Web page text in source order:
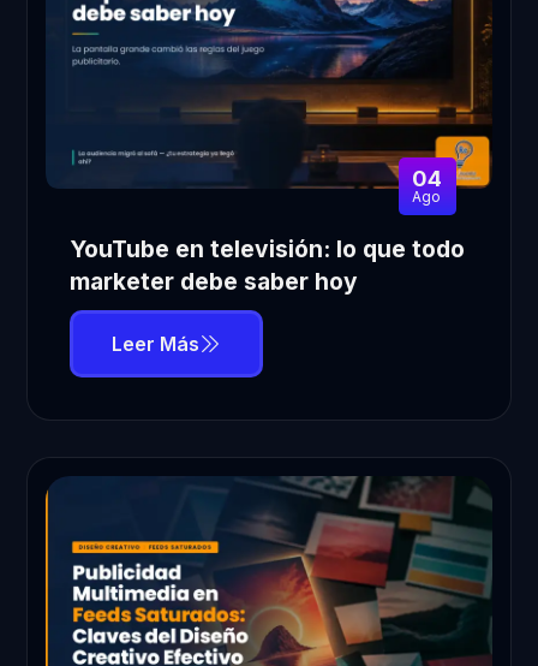
04
Ago
YouTube en televisión: lo que todo
marketer debe saber hoy
Leer Más